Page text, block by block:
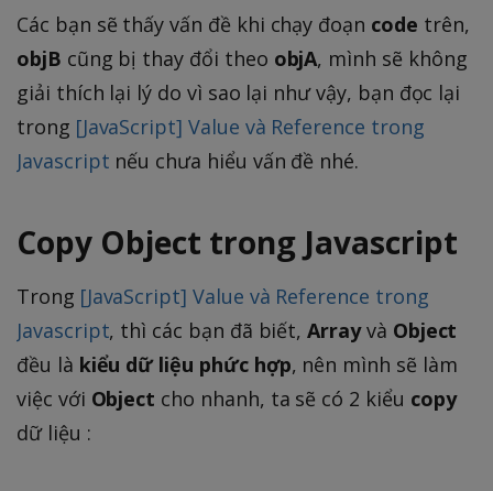
Các bạn sẽ thấy vấn đề khi chạy đoạn code trên,
objB cũng bị thay đổi theo objA, mình sẽ không
giải thích lại lý do vì sao lại như vậy, bạn đọc lại
trong [JavaScript] Value và Reference trong
Javascript nếu chưa hiểu vấn đề nhé.
Copy Object trong Javascript
Trong [JavaScript] Value và Reference trong
Javascript, thì các bạn đã biết,Arrayvà Object
đều là kiểu dữ liệu phức hợp, nên mình sẽ làm
việc với Object cho nhanh, ta sẽ có 2 kiểu copy
dữ liệu :